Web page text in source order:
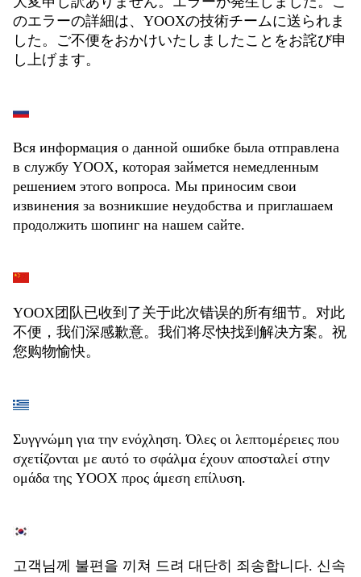
のエラーの詳細は、YOOXの技術チームに送られま
した。ご不便をおかけいたしましたことをお詫び申
し上げます。
Вся информация о данной ошибке была отправлена
в службу YOOX, которая займется немедленным
решением этого вопроса. Мы приносим свои
извинения за возникшие неудобства и приглашаем
продолжить шопинг на нашем сайте.
YOOX团队已收到了关于此次错误的所有细节。对此
不便，我们深感歉意。我们将尽快找到解决方案。祝
您购物愉快。
Συγγνώμη για την ενόχληση. Όλες οι λεπτομέρειες που
σχετίζονται με αυτό το σφάλμα έχουν αποσταλεί στην
ομάδα της YOOX προς άμεση επίλυση.
고객님께 불편을 끼쳐 드려 대단히 죄송합니다. 신속